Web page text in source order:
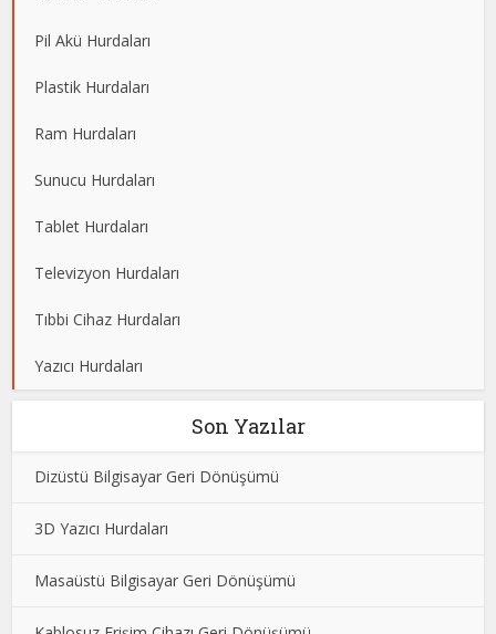
Pil Akü Hurdaları
Plastik Hurdaları
Ram Hurdaları
Sunucu Hurdaları
Tablet Hurdaları
Televizyon Hurdaları
Tıbbi Cihaz Hurdaları
Yazıcı Hurdaları
Son Yazılar
Dizüstü Bilgisayar Geri Dönüşümü
3D Yazıcı Hurdaları
Masaüstü Bilgisayar Geri Dönüşümü